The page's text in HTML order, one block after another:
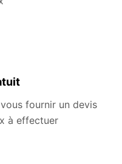
fournir un devis
à effectuer